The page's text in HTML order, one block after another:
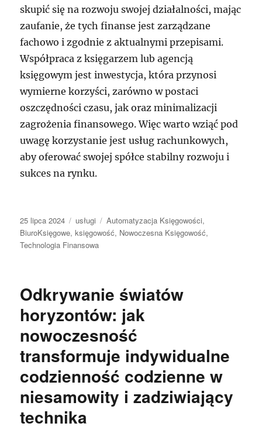
skupić się na rozwoju swojej działalności, mając
zaufanie, że tych finanse jest zarządzane
fachowo i zgodnie z aktualnymi przepisami.
Współpraca z księgarzem lub agencją
księgowym jest inwestycja, która przynosi
wymierne korzyści, zarówno w postaci
oszczędności czasu, jak oraz minimalizacji
zagrożenia finansowego. Więc warto wziąć pod
uwagę korzystanie jest usług rachunkowych,
aby oferować swojej spółce stabilny rozwoju i
sukces na rynku.
Data
publikacji
25 lipca 2024 Kategorie
usługi Tagi
Automatyzacja Księgowości,
BiuroKsięgowe,księgowość, Nowoczesna Księgowość,
Technologia Finansowa
Odkrywanie światów
horyzontów: jak
nowoczesność
transformuje indywidualne
codzienność codzienne w
niesamowity i zadziwiający
technika